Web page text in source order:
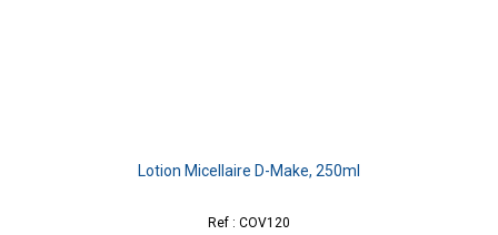
Lotion Micellaire D-Make, 250ml
Ref : COV120